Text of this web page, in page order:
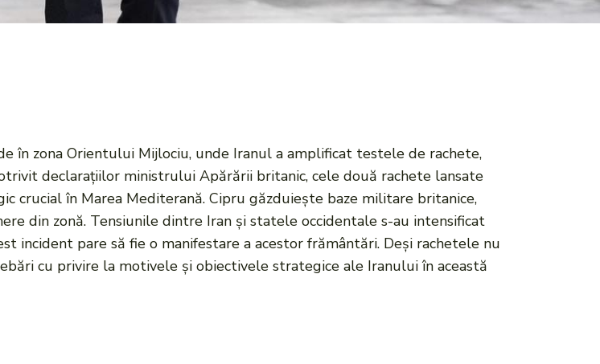
în zona Orientului Mijlociu, unde Iranul a amplificat testele de rachete,
declarațiilor ministrului Apărării britanic, cele două rachete lansate
crucial în Marea Mediterană. Cipru găzduiește baze militare britanice,
din zonă. Tensiunile dintre Iran și statele occidentale s-au intensificat
incident pare să fie o manifestare a acestor frământări. Deși rachetele nu
cu privire la motivele și obiectivele strategice ale Iranului în această